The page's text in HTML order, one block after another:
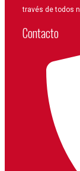
través de todos
Contacto